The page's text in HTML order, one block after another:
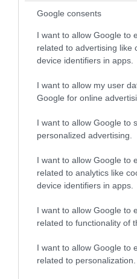
Google consents
I want to allow Google to
related to advertising like
device identifiers in apps.
I want to allow my user
Google for online
I want to allow Google to
personalized advertising.
I want to allow Google to
related to analytics like
device identifiers in apps.
I want to allow Google to
related to functionality of
I want to allow Google to
related to personalization.
Λαμβάνουν υπόψη τα
δαπάνες, τις
είναι κρίσιμο η
βιώσιμη.
-Το κυριότερο,
ψιλά γράμματα, που
όταν κάνουμε